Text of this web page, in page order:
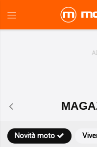
Novità moto